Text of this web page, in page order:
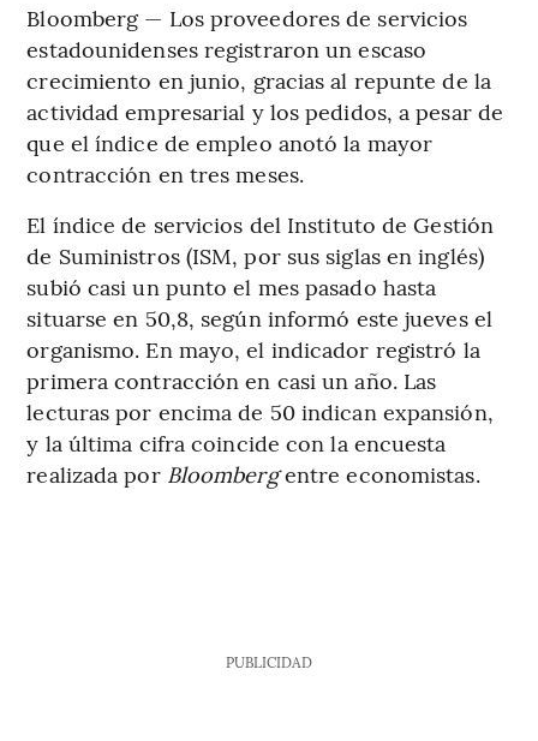
Bloomberg — Los proveedores de servicios
estadounidenses registraron un escaso
crecimiento en junio, gracias al repunte de la
actividad empresarial y los pedidos, a pesar de
que el índice de empleo anotó la mayor
contracción en tres meses.
El índice de servicios del Instituto de Gestión
de Suministros (ISM, por sus siglas en inglés)
subió casi un punto el mes pasado hasta
situarse en 50,8, según informó este jueves el
organismo. En mayo, el indicador registró la
primera contracción en casi un año. Las
lecturas por encima de 50 indican expansión,
y la última cifra coincide con la encuesta
realizada por Bloombergentre economistas.
PUBLICIDAD